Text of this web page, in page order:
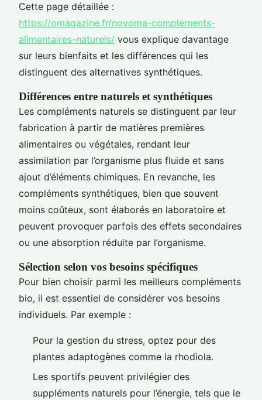
Cette page détaillée :
https://omagazine.fr/novoma-complements-
alimentaires-naturels/ vous explique davantage
sur leurs bienfaits et les différences qui les
distinguent des alternatives synthétiques.
Différences entre naturels et synthétiques
Les compléments naturels se distinguent par leur
fabrication à partir de matières premières
alimentaires ou végétales, rendant leur
assimilation par l’organisme plus fluide et sans
ajout d’éléments chimiques. En revanche, les
compléments synthétiques, bien que souvent
moins coûteux, sont élaborés en laboratoire et
peuvent provoquer parfois des effets secondaires
ou une absorption réduite par l’organisme.
Sélection selon vos besoins spécifiques
Pour bien choisir parmi les meilleurs compléments
bio, il est essentiel de considérer vos besoins
individuels. Par exemple :
Pour la gestion du stress, optez pour des
plantes adaptogènes comme la rhodiola.
Les sportifs peuvent privilégier des
suppléments naturels pour l’énergie, tels que le